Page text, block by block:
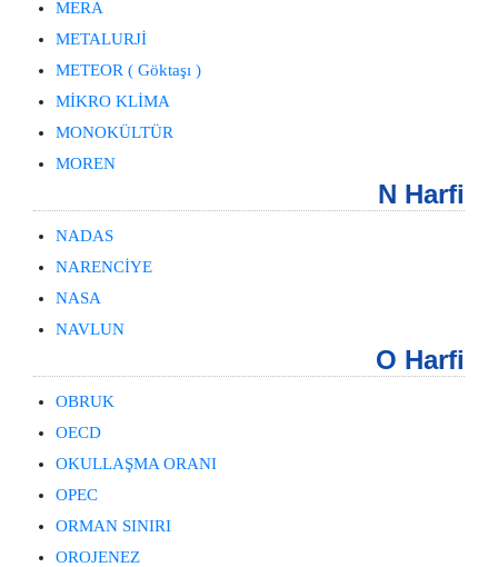
MERA
METALURJİ
METEOR ( Göktaşı )
MİKRO KLİMA
MONOKÜLTÜR
MOREN
N Harfi
NADAS
NARENCİYE
NASA
NAVLUN
O Harfi
OBRUK
OECD
OKULLAŞMA ORANI
OPEC
ORMAN SINIRI
OROJENEZ